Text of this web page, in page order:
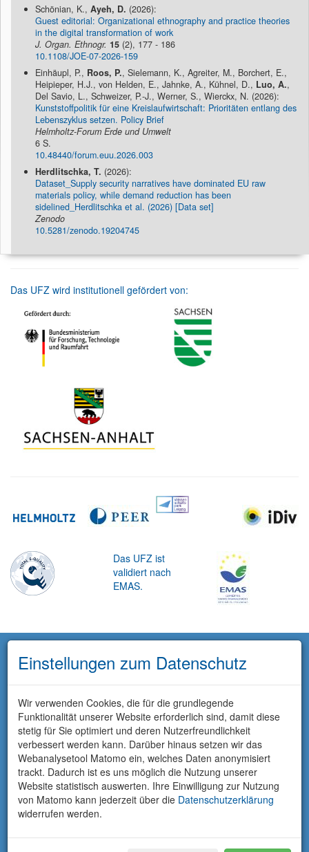
Schönian, K., Ayeh, D. (2026):
Guest editorial: Organizational ethnography and practice theories
in the digital transformation of work
J. Organ. Ethnogr. 15 (2), 177 - 186
10.1108/JOE-07-2026-159
Einhäupl, P., Roos, P., Sielemann, K., Agreiter, M., Borchert, E.,
Heipieper, H.J., von Helden, E., Jahnke, A., Kühnel, D., Luo, A.,
Del Savio, L., Schweizer, P.-J., Werner, S., Wierckx, N. (2026):
Kunststoffpolitik für eine Kreislaufwirtschaft: Prioritäten entlang des
Lebenszyklus setzen. Policy Brief
Helmholtz-Forum Erde und Umwelt
6 S.
10.48440/forum.euu.2026.003
Herdlitschka, T. (2026):
Dataset_Supply security narratives have dominated EU raw
materials policy, while demand reduction has been
sidelined_Herdlitschka et al. (2026) [Data set]
Zenodo
10.5281/zenodo.19204745
Das UFZ wird institutionell gefördert von:
Das UFZ ist
validiert nach
EMAS.
Einstellungen zum Datenschutz
Wir verwenden Cookies, die für die grundlegende
Funktionalität unserer Website erforderlich sind, damit diese
stetig für Sie optimiert und deren Nutzerfreundlichkeit
verbessert werden kann. Darüber hinaus setzen wir das
Webanalysetool Matomo ein, welches Daten anonymisiert
trackt. Dadurch ist es uns möglich die Nutzung unserer
Website statistisch auswerten. Ihre Einwilligung zur Nutzung
von Matomo kann jederzeit über die Datenschutzerklärung
widerrufen werden.